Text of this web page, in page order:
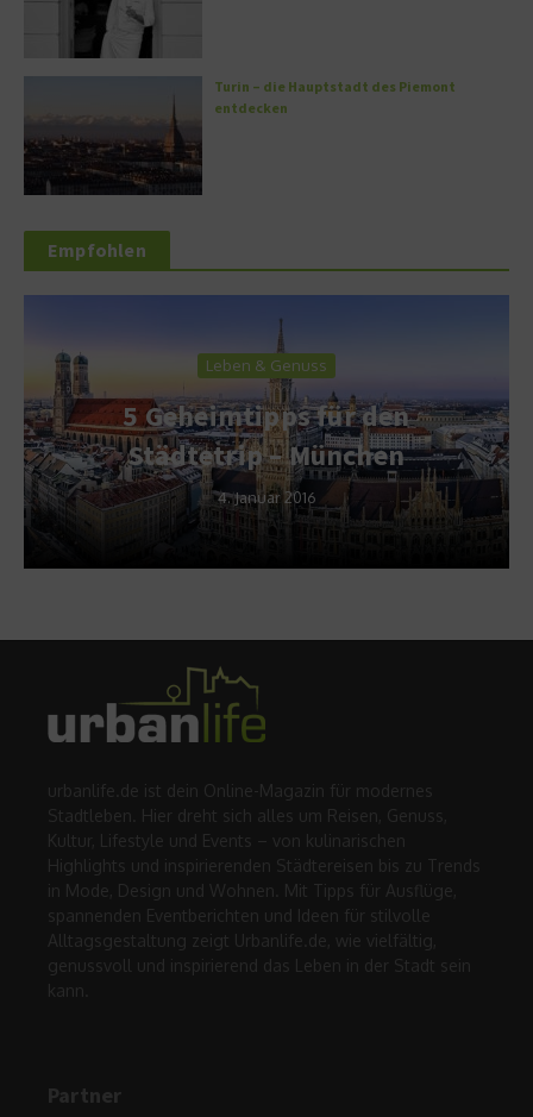
Turin – die Hauptstadt des Piemont
entdecken
Empfohlen
Leben & Genuss
5 Geheimtipps für den
Städtetrip – München
4. Januar 2016
urbanlife.de ist dein Online-Magazin für modernes
Stadtleben. Hier dreht sich alles um Reisen, Genuss,
Kultur, Lifestyle und Events – von kulinarischen
Highlights und inspirierenden Städtereisen bis zu Trends
in Mode, Design und Wohnen. Mit Tipps für Ausflüge,
spannenden Eventberichten und Ideen für stilvolle
Alltagsgestaltung zeigt Urbanlife.de, wie vielfältig,
genussvoll und inspirierend das Leben in der Stadt sein
kann.
Partner